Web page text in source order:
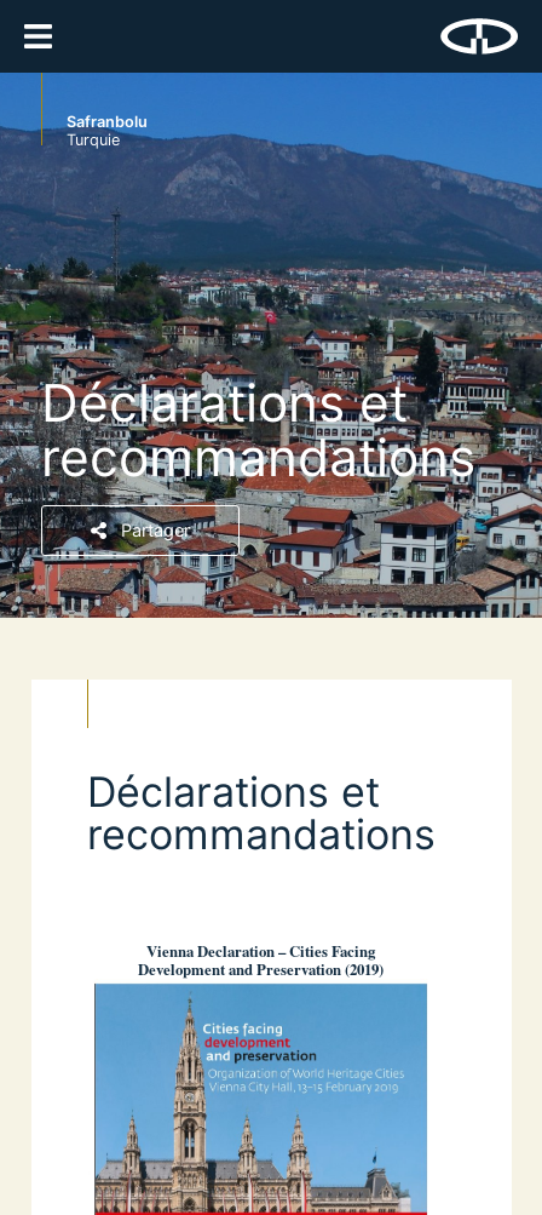
Safranbolu
Turquie
Déclarations et
recommandations
Partager
Déclarations et
recommandations
Vienna Declaration – Cities Facing
Development and Preservation (2019)